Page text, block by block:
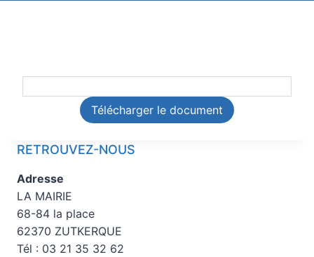
Télécharger le document
RETROUVEZ-NOUS
Adresse
LA MAIRIE
68-84 la place
62370 ZUTKERQUE
Tél : 03 21 35 32 62